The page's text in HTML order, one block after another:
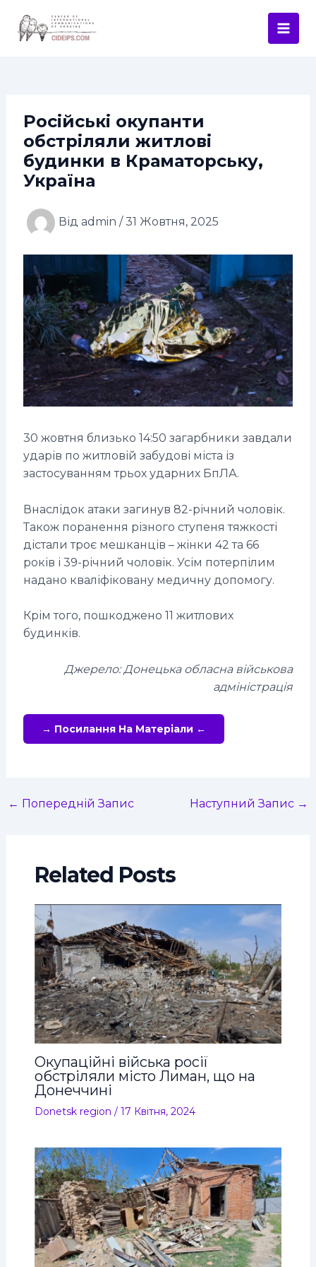
вмісту
Російські окупанти
обстріляли житлові
будинки в Краматорську,
Україна
Від admin / 31 Жовтня, 2025
30 жовтня близько 14:50 загарбники завдали
ударів по житловій забудові міста із
застосуванням трьох ударних БпЛА.
Внаслідок атаки загинув 82-річний чоловік.
Також поранення різного ступеня тяжкості
дістали троє мешканців – жінки 42 та 66
років і 39-річний чоловік. Усім потерпілим
надано кваліфіковану медичну допомогу.
Крім того, пошкоджено 11 житлових
будинків.
Джерело: Донецька обласна військова
адміністрація
→ Посилання На Матеріали ←
по
запису
← Попередній Запис Наступний Запис →
Related Posts
Окупаційні війська росії
обстріляли місто Лиман, що на
Донеччині
Donetsk region / 17 Квітня, 2024